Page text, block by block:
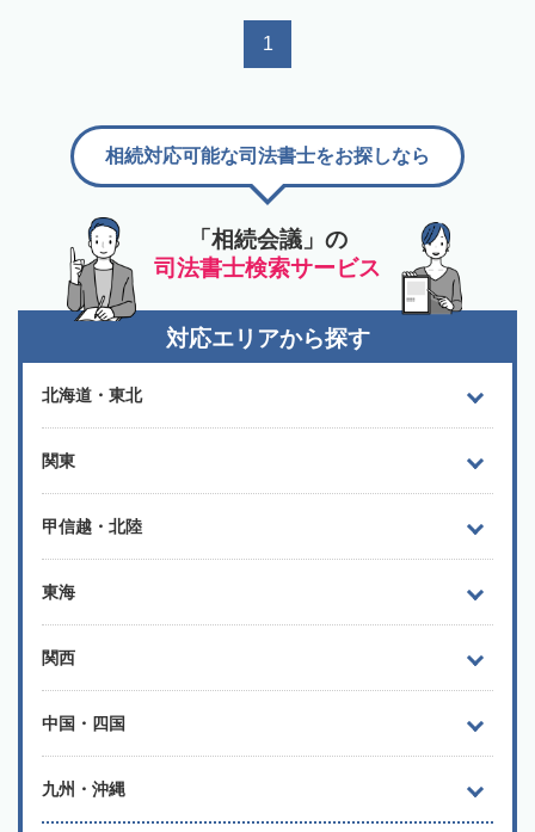
1
「相続会議」の
司法書士検索サービス
相続対応可能な司法書士をお探しなら
対応エリアから探す
北海道・東北
関東
甲信越・北陸
東海
関西
中国・四国
九州・沖縄